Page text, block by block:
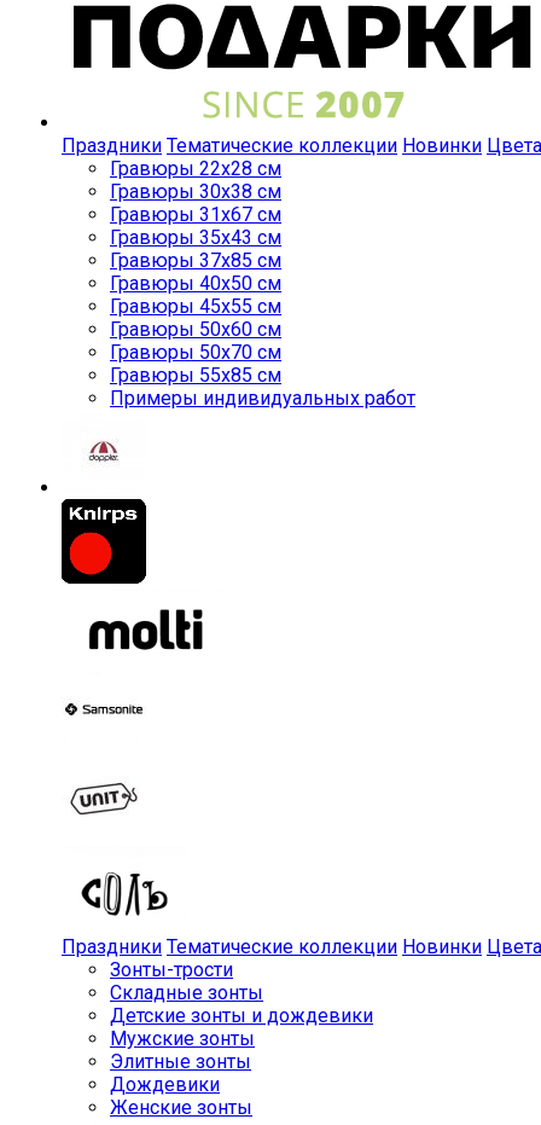
Праздники Тематические коллекции Новинки Цвета
Гравюры 22x28 см
Гравюры 30x38 см
Гравюры 31x67 см
Гравюры 35x43 см
Гравюры 37x85 см
Гравюры 40x50 см
Гравюры 45x55 см
Гравюры 50x60 см
Гравюры 50x70 см
Гравюры 55x85 см
Примеры индивидуальных работ
Праздники Тематические коллекции Новинки Цвета
Зонты-трости
Складные зонты
Детские зонты и дождевики
Мужские зонты
Элитные зонты
Дождевики
Женские зонты